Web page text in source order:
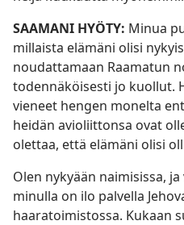
SAAMANI HYÖTY: Minua
millaista elämäni olisi
noudattamaan Raamatun
todennäköisesti jo kuollut.
vieneet hengen monelta
heidän avioliittonsa ovat
olettaa, että elämäni olisi
Olen nykyään naimisissa,
minulla on ilo palvella
haaratoimistossa. Kukaan